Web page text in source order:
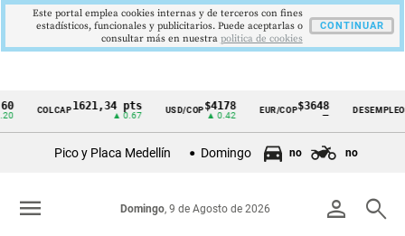
Cintillo
Colombia
COLCAP 1621,34 pts
▲ 0.67
USD/COP$4178
▲ 0.42
EUR/COP$3648 DESEMPLEO
▼
Pico y Placa Medellín Domingo no no
person search
Domingo, 9 de Agosto de 2026
menu
Este portal emplea cookies internas y de terceros con fines
estadísticos, funcionales y publicitarios. Puede aceptarlas o
consultar más en nuestra politica de cookies
CONTINUAR